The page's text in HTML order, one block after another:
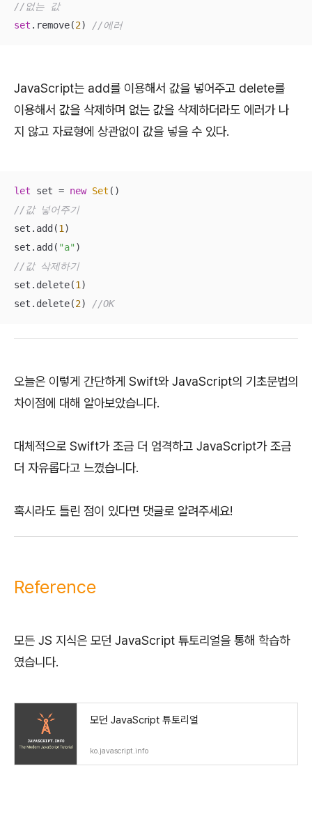
//없는 값
set .remove(2) //에러
JavaScript는 add를 이용해서 값을 넣어주고 delete를
이용해서 값을 삭제하며 없는 값을 삭제하더라도 에러가 나
지 않고 자료형에 상관없이 값을 넣을 수 있다.
let set = new Set
//값 넣어주기
set.add(1 )
set.add( "a"
//값 삭제하기
set.delete(1 )
set.delete(2) //OK
오늘은 이렇게 간단하게 Swift와 JavaScript의 기초문법의
차이점에 대해 알아보았습니다.
대체적으로 Swift가 조금 더 엄격하고 JavaScript가 조금
더 자유롭다고 느꼈습니다.
혹시라도 틀린 점이 있다면 댓글로 알려주세요!
Reference
모든 JS 지식은 모던 JavaScript 튜토리얼을 통해 학습하
였습니다.
모던 JavaScript 튜토리얼
ko.javascript.info